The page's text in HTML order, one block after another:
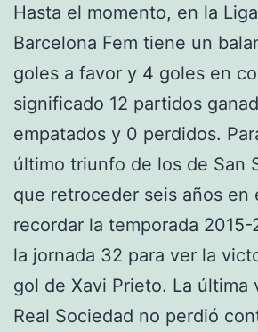
Hasta el momento, en la
Barcelona Fem tiene un
goles a favor y 4 goles en
significado 12 partidos
empatados y 0 perdidos.
último triunfo de los de San
que retroceder seis años en
recordar la temporada 2015-
la jornada 32 para ver la
gol de Xavi Prieto. La última
Real Sociedad no perdió